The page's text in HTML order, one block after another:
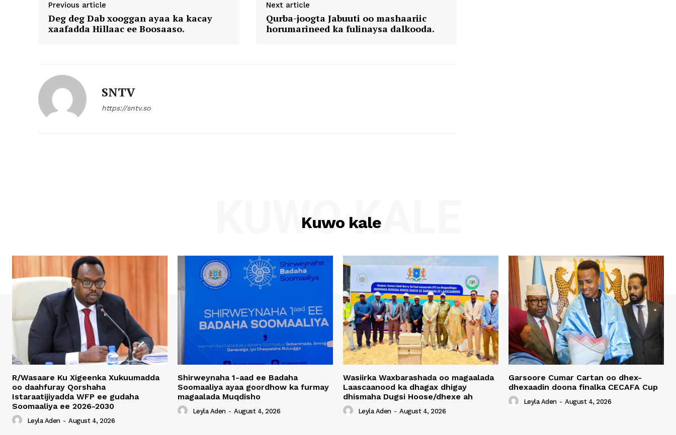
Previous article
Deg deg Dab xooggan ayaa ka kacay
xaafadda Hillaac ee Boosaaso.
Next article
Qurba-joogta Jabuuti oo mashaariic
horumarineed ka fulinaysa dalkooda.
SNTV
https://sntv.so
Kuwo kale
KUWO KALE
R/Wasaare Ku Xigeenka Xukuumadda
oo daahfuray Qorshaha
Istaraatijiyadda WFP ee gudaha
Soomaaliya ee 2026-2030
Leyla Aden - August 4, 2026
Shirweynaha 1-aad ee Badaha
Soomaaliya ayaa goordhow ka furmay
magaalada Muqdisho
Leyla Aden - August 4, 2026
Wasiirka Waxbarashada oo magaalada
Laascaanood ka dhagax dhigay
dhismaha Dugsi Hoose/dhexe ah
Leyla Aden - August 4, 2026
Garsoore Cumar Cartan oo dhex-
dhexaadin doona finalka CECAFA Cup
Leyla Aden - August 4, 2026